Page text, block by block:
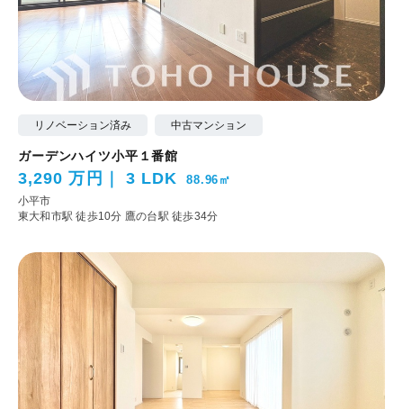
リノベーション済み 中古マンション
ガーデンハイツ小平１番館
3,290 万円 3 LDK 88.96㎡
小平市
東大和市駅 徒歩10分 鷹の台駅 徒歩34分